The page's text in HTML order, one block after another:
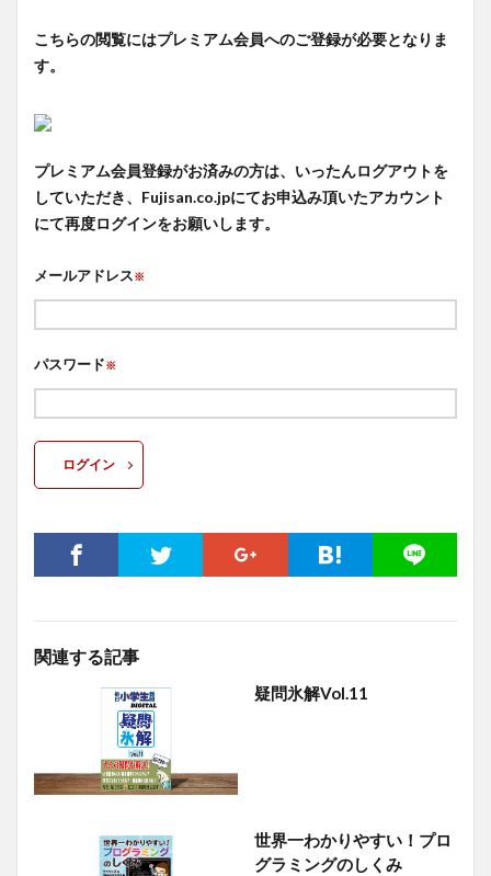
こちらの閲覧にはプレミアム会員へのご登録が必要となりま
す。
プレミアム会員登録がお済みの方は、いったんログアウトを
していただき、Fujisan.co.jpにてお申込み頂いたアカウント
にて再度ログインをお願いします。
メールアドレス※
パスワード※
ログイン
関連する記事
疑問氷解Vol.11
世界一わかりやすい！プロ
グラミングのしくみ